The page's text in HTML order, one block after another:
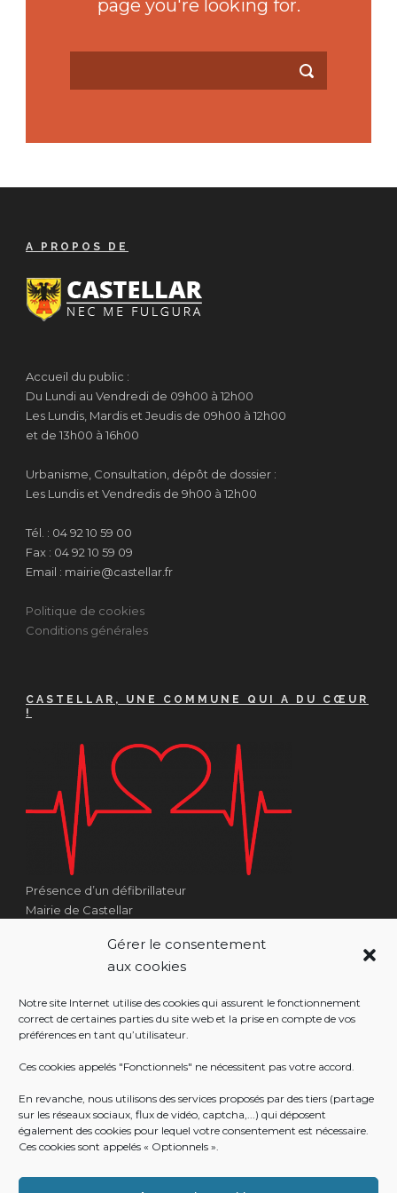
Gérer le consentement
aux cookies
Notre site Internet utilise des cookies qui assurent le fonctionnement
correct de certaines parties du site web et la prise en compte de vos
préférences en tant qu’utilisateur.
Ces cookies appelés "Fonctionnels" ne nécessitent pas votre accord.
En revanche, nous utilisons des services proposés par des tiers (partage
sur les réseaux sociaux, flux de vidéo, captcha,...) qui déposent
également des cookies pour lequel votre consentement est nécessaire.
Ces cookies sont appelés « Optionnels ».
page you're looking for.
A PROPOS DE
Accueil du public :
Du Lundi au Vendredi de 09h00 à 12h00
Les Lundis, Mardis et Jeudis de 09h00 à 12h00
et de 13h00 à 16h00
Urbanisme, Consultation, dépôt de dossier :
Les Lundis et Vendredis de 9h00 à 12h00
Tél. : 04 92 10 59 00
Fax : 04 92 10 59 09
Email : mairie@castellar.fr
Politique de cookies
Conditions générales
CASTELLAR, UNE COMMUNE QUI A DU CŒUR
!
Présence d’un défibrillateur
Mairie de Castellar
Côté Escalier Rue Sarrail
06500 Castellar
RÉALISATION